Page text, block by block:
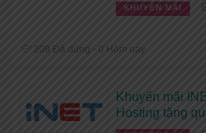
KHUYẾN MÃI
209 Đã dùng - 0 Hôm nay
Khuyến mãi
Hosting tặng